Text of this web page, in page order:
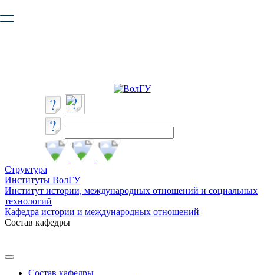
безопасную работу с сайтом. Пожалуйста
Структура
Институты ВолГУ
Институт истории, международных отношений и социальных
технологий
Кафедра истории и международных отношений
Состав кафедры
Состав кафедры